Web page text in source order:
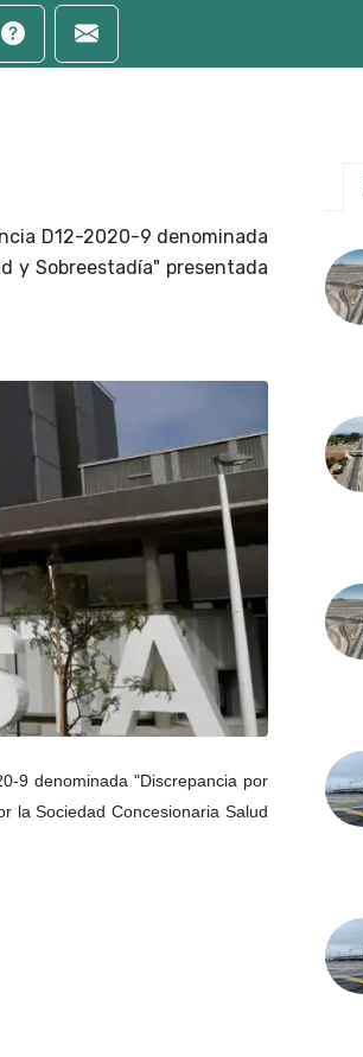
D12-2020-9 denominada
y Sobreestadía" presentada
9 denominada "Discrepancia por
la Sociedad Concesionaria Salud